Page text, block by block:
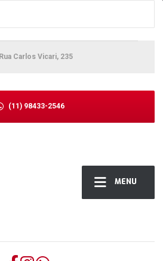
MENU
Rua Carlos Vicari, 235
(11) 98433-2546